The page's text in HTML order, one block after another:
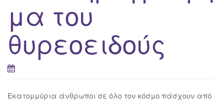
μα του
θυρεοειδούς
Εκατομμύρια άνθρωποι σε όλο τον κόσμο πάσχουν από